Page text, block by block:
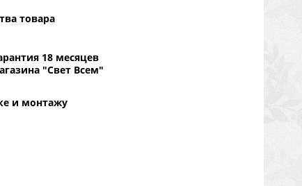
товара
18 месяцев
"Свет Всем"
и монтажу